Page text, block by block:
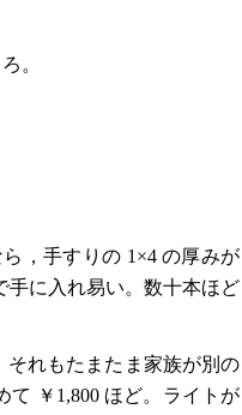
。
，手すりの 1×4 の厚みが
手に入れ易い。数十本ほど
れもたまたま家族が別の
￥1,800 ほど。ライトが